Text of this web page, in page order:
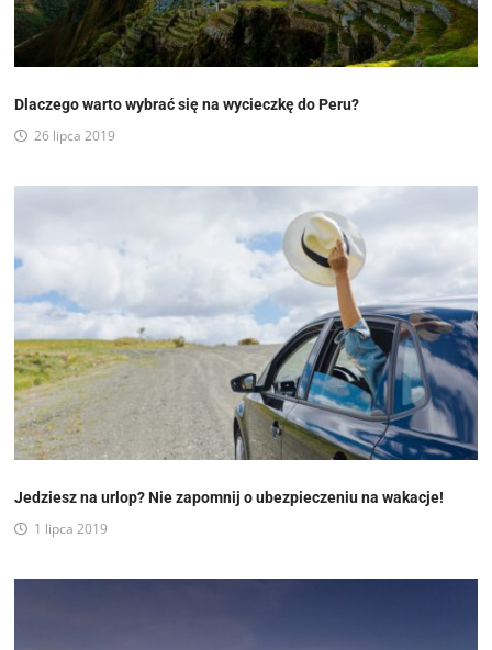
Dlaczego warto wybrać się na wycieczkę do Peru?
26 lipca 2019
Jedziesz na urlop? Nie zapomnij o ubezpieczeniu na wakacje!
1 lipca 2019